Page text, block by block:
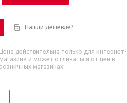
Нашли дешевле?
Цена действительна только для интернет-
магазина и может отличаться от цен в
розничных магазинах